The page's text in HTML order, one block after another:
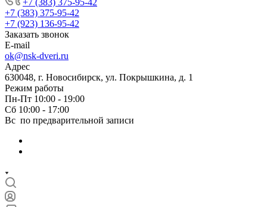
+7 (383) 375-95-42
+7 (383) 375-95-42
+7 (923) 136-95-42
Заказать звонок
E-mail
ok@nsk-dveri.ru
Адрес
630048, г. Новосибирск, ул. Покрышкина, д. 1
Режим работы
Пн-Пт 10:00 - 19:00
Сб 10:00 - 17:00
Вс по предварительной записи